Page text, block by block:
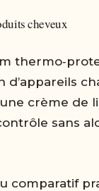
cheveux
d’appareils
crème de
sans
comparatif